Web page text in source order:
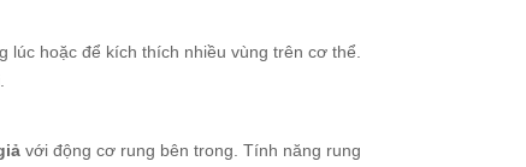
hoặc để kích thích nhiều vùng trên cơ thể.
với động cơ rung bên trong. Tính năng rung